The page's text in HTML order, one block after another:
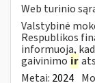
Web turinio
Valstybinė
Respublikos
informuoja,
gaivinimo ir
Metai: 2024